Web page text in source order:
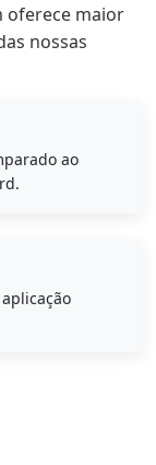
oferece maior
nossas
ao